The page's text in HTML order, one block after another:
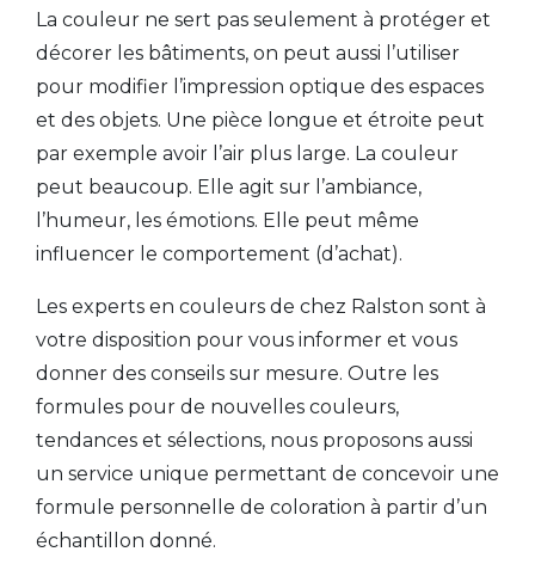
La couleur ne sert pas seulement à protéger et
décorer les bâtiments, on peut aussi l’utiliser
pour modifier l’impression optique des espaces
et des objets. Une pièce longue et étroite peut
par exemple avoir l’air plus large. La couleur
peut beaucoup. Elle agit sur l’ambiance,
l’humeur, les émotions. Elle peut même
influencer le comportement (d’achat).
Les experts en couleurs de chez Ralston sont à
votre disposition pour vous informer et vous
donner des conseils sur mesure. Outre les
formules pour de nouvelles couleurs,
tendances et sélections, nous proposons aussi
un service unique permettant de concevoir une
formule personnelle de coloration à partir d’un
échantillon donné.